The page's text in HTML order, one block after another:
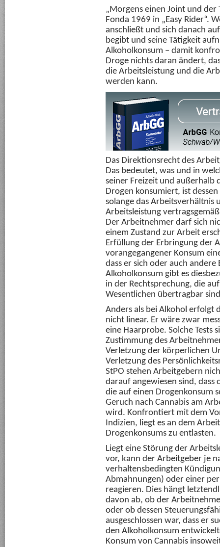
„Morgens einen Joint und der
Fonda 1969 in „Easy Rider“.
anschließt und sich danach
begibt und seine Tätigkeit
Alkoholkonsum – damit
Droge nichts daran ändert,
die Arbeitsleistung und die
werden kann.
Das Direktionsrecht des
Das bedeutet, was und in
seiner Freizeit und außerhalb
Drogen konsumiert, ist
solange das
Arbeitsleistung
Der Arbeitnehmer darf sich
einem Zustand zur Arbeit
Erfüllung der Erbringung der
vorangegangener Konsum
dass er sich oder auch
Alkoholkonsum gibt es
in der Rechtsprechung, die
Wesentlichen übertragbar
Anders als bei Alkohol erfolgt
nicht linear. Er wäre zwar
eine Haarprobe. Solche Tests
Zustimmung des
Verletzung der körperlichen
Verletzung des
StPO stehen Arbeitgebern
darauf angewiesen sind,
die auf einen Drogenkonsum
Geruch nach Cannabis am
wird. Konfrontiert mit dem
Indizien, liegt es an dem
Drogenkonsums zu entlasten.
Liegt eine Störung der
vor, kann der Arbeitgeber je
verhaltensbedingten
Abmahnungen) oder einer
reagieren. Dies hängt
davon ab, ob der
oder ob dessen
ausgeschlossen war, dass er
den Alkoholkonsum
Konsum von Cannabis